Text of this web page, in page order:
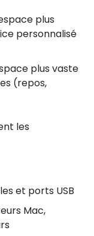
plus
personnalisé
plus vaste
(repos,
les
et ports USB
Mac,